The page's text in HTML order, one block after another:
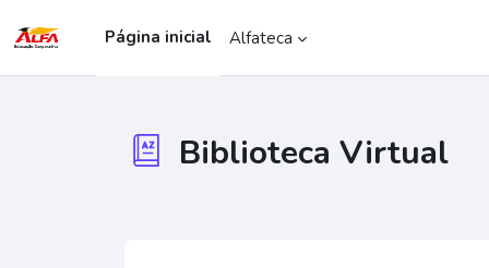
Página inicial
Alfateca
Biblioteca Virtual